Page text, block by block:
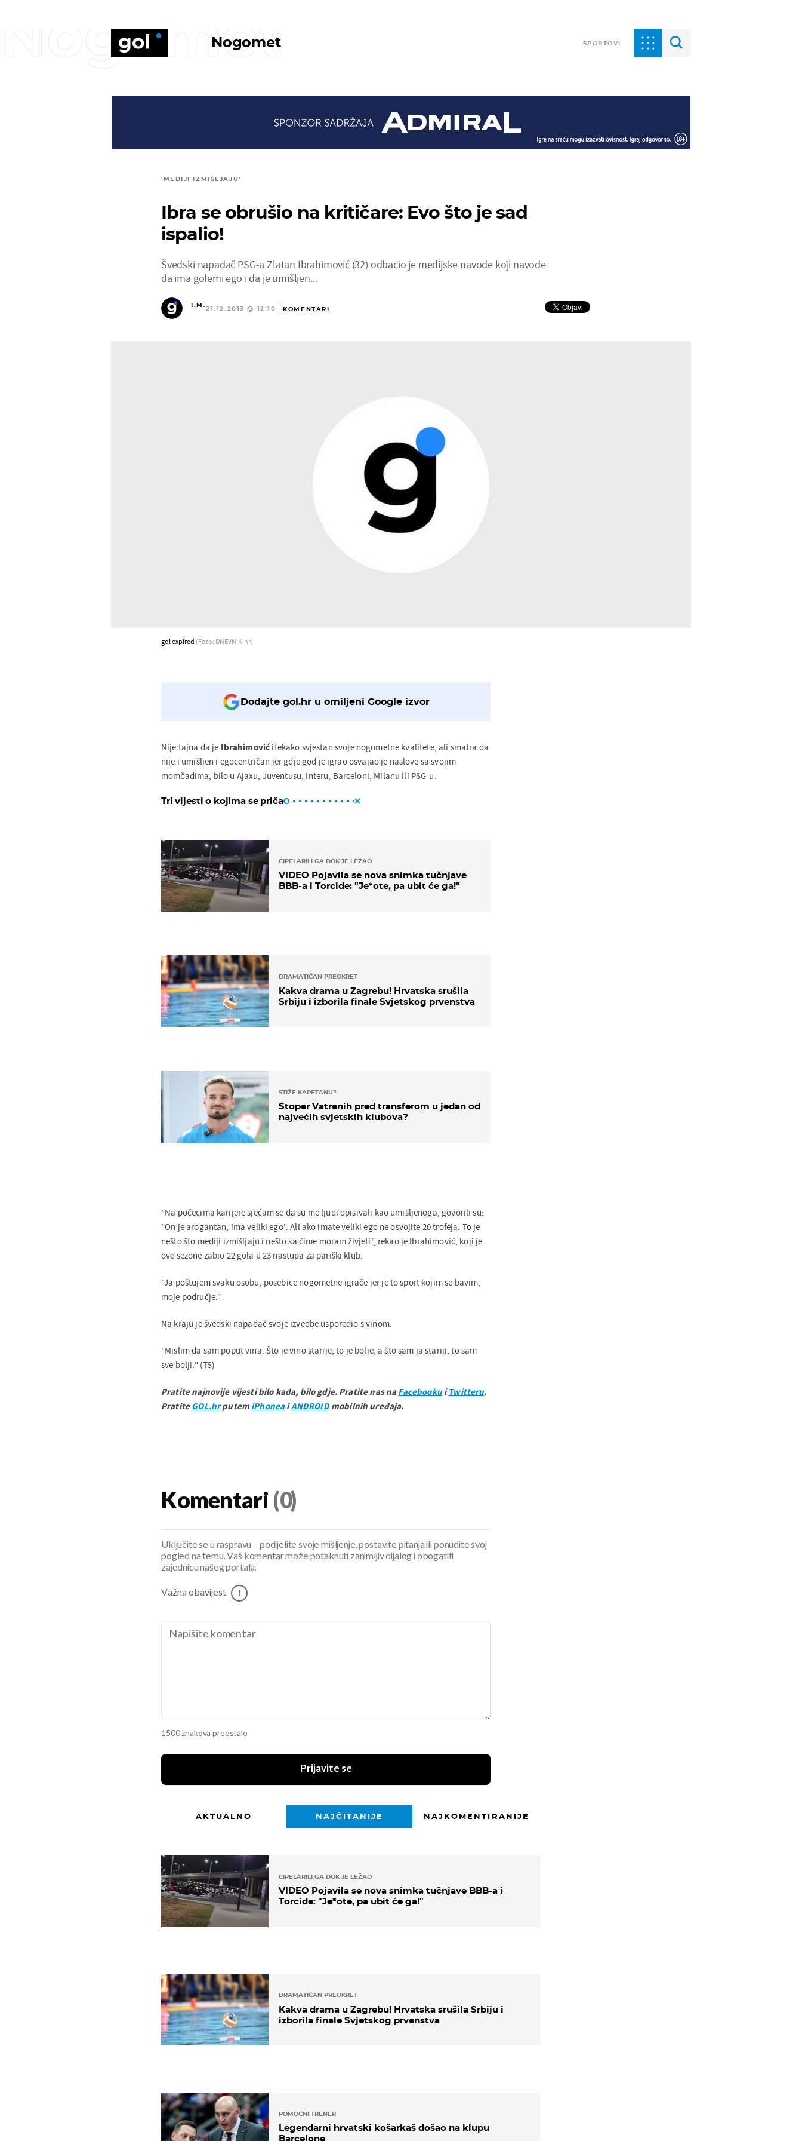
Nogomet SPORTOVI
Nogomet
'MEDIJI IZMIŠLJAJU'
Ibra se obrušio na kritičare: Evo što je sad
ispalio!
Švedski napadač PSG-a Zlatan Ibrahimović (32) odbacio je medijske navode koji navode
da ima golemi ego i da je umišljen...
I.M.
21.12.2013 @ 12:10 KOMENTARI
gol expired (Foto: DNEVNIK.hr)
Dodajte gol.hr u omiljeni Google izvor
Nije tajna da je Ibrahimović itekako svjestan svoje nogometne kvalitete, ali smatra da
nije i umišljen i egocentričan jer gdje god je igrao osvajao je naslove sa svojim
momčadima, bilo u Ajaxu, Juventusu, Interu, Barceloni, Milanu ili PSG-u.
Tri vijesti o kojima se priča
CIPELARILI GA DOK JE LEŽAO
VIDEO Pojavila se nova snimka tučnjave
BBB-a i Torcide: "Je*ote, pa ubit će ga!"
DRAMATIČAN PREOKRET
Kakva drama u Zagrebu! Hrvatska srušila
Srbiju i izborila finale Svjetskog prvenstva
STIŽE KAPETANU?
Stoper Vatrenih pred transferom u jedan od
najvećih svjetskih klubova?
"Na počecima karijere sjećam se da su me ljudi opisivali kao umišljenoga, govorili su:
"On je arogantan, ima veliki ego". Ali ako imate veliki ego ne osvojite 20 trofeja. To je
nešto što mediji izmišljaju i nešto sa čime moram živjeti", rekao je Ibrahimović, koji je
ove sezone zabio 22 gola u 23 nastupa za pariški klub.
"Ja poštujem svaku osobu, posebice nogometne igrače jer je to sport kojim se bavim,
moje područje."
Na kraju je švedski napadač svoje izvedbe usporedio s vinom.
"Mislim da sam poput vina. Što je vino starije, to je bolje, a što sam ja stariji, to sam
sve bolji." (TS)
Pratite najnovije vijesti bilo kada, bilo gdje. Pratite nas naFacebookuiTwitteru.
PratiteGOL.hrputemiPhoneaiANDROIDmobilnih uređaja.
Komentari (0)
Uključite se u raspravu – podijelite svoje mišljenje, postavite pitanja ili ponudite svoj
pogled na temu. Vaš komentar može potaknuti zanimljiv dijalog i obogatiti
zajednicu našeg portala.
Važna obavijest !
1500 znakova preostalo
Prijavite se
AKTUALNO NAJČITANIJE NAJKOMENTIRANIJE
CIPELARILI GA DOK JE LEŽAO
VIDEO Pojavila se nova snimka tučnjave BBB-a i
Torcide: "Je*ote, pa ubit će ga!"
DRAMATIČAN PREOKRET
Kakva drama u Zagrebu! Hrvatska srušila Srbiju i
izborila finale Svjetskog prvenstva
POMOĆNI TRENER
Legendarni hrvatski košarkaš došao na klupu
Barcelone